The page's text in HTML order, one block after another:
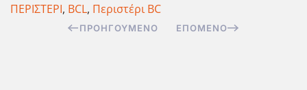
ΠΕΡΙΣΤΕΡΙ, BCL, Περιστέρι BC
ΠΡΟΗΓΟΎΜΕΝΟ ΕΠΌΜΕΝΟ